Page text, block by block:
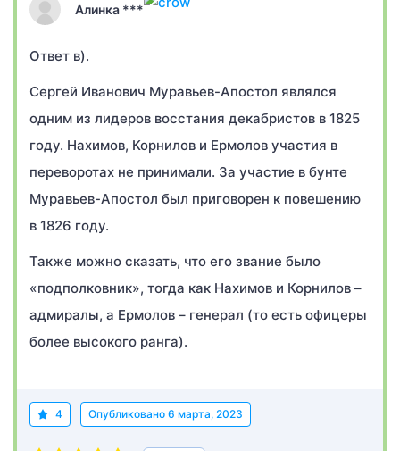
Алинка ***
Ответ в).
Сергей Иванович Муравьев-Апостол являлся
одним из лидеров восстания декабристов в 1825
году. Нахимов, Корнилов и Ермолов участия в
переворотах не принимали. За участие в бунте
Муравьев-Апостол был приговорен к повешению
в 1826 году.
Также можно сказать, что его звание было
«подполковник», тогда как Нахимов и Корнилов –
адмиралы, а Ермолов – генерал (то есть офицеры
более высокого ранга).
4 Опубликовано 6 марта, 2023